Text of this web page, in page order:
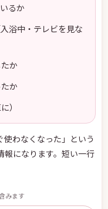
るか
浴中・テレビを見な
か
か
）
使わなくなった」という
報になります。短い一行
みます